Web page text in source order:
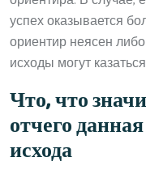
успех оказывается
ориентир неясен
исходы могут
Что, что
отчего
исхода